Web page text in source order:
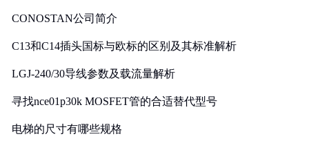
CONOSTAN公司简介
C13和C14插头国标与欧标的区别及其标准解析
LGJ-240/30导线参数及载流量解析
寻找nce01p30k MOSFET管的合适替代型号
电梯的尺寸有哪些规格